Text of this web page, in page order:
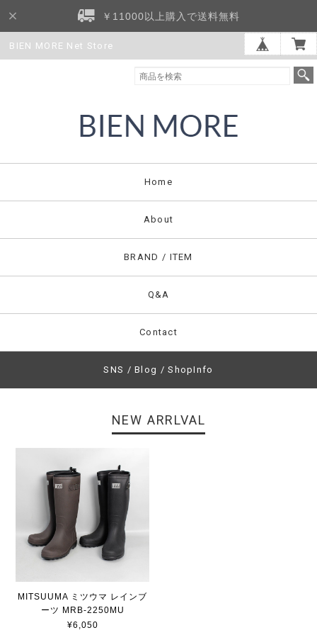
￥11000以上購入で送料無料
BIEN MORE Net Store
Home
About
BRAND / ITEM
Q&A
Contact
SNS / Blog / ShopInfo
NEW ARRLVAL
MITSUUMA ミツウマ レインブ
ーツ MRB-2250MU
¥6,050